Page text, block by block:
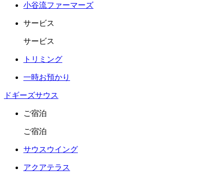
小谷流ファーマーズ
サービス
サービス
トリミング
一時お預かり
ドギーズサウス
ご宿泊
ご宿泊
サウスウイング
アクアテラス